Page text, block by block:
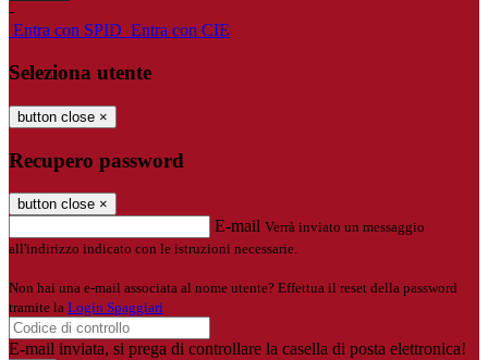
-
Entra con SPID Entra con CIE
Seleziona utente
button close ×
Recupero password
button close ×
E-mail Verrà inviato un messaggio
all'indirizzo indicato con le istruzioni necessarie.
Non hai una e-mail associata al nome utente? Effettua il reset della password
tramite la Login Spaggiari
E-mail inviata, si prega di controllare la casella di posta elettronica!